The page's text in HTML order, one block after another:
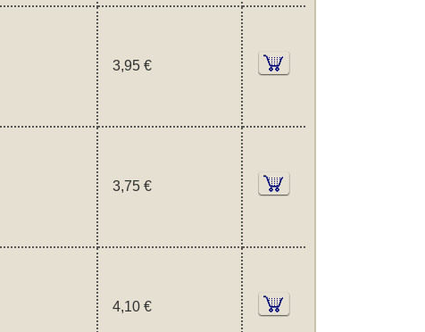
3,95 €
3,75 €
4,10 €